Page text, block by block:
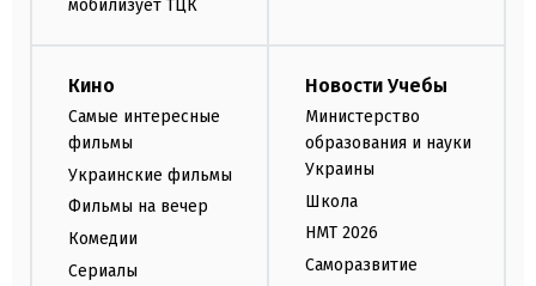
мобилизует ТЦК
Кино
Самые интересные
фильмы
Украинские фильмы
Фильмы на вечер
Комедии
Сериалы
Новости Учебы
Министерство
образования и науки
Украины
Школа
НМТ 2026
Саморазвитие